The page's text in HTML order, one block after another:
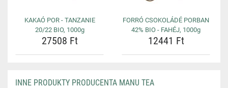
KAKAÓ POR - TANZANIE
20/22 BIO, 1000g
27508 Ft
FORRÓ CSOKOLÁDÉ PORBAN
42% BIO - FAHÉJ, 1000g
12441 Ft
INNE PRODUKTY PRODUCENTA MANU TEA